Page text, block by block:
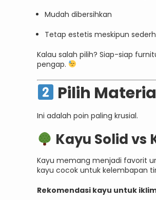
Mudah dibersihkan
Tetap estetis meskipun
Kalau salah pilih? Siap-siap
pengap.
Pilih
Ini adalah poin paling krusial.
Kayu Solid vs
Kayu memang menjadi favorit
kayu cocok untuk kelembapan
Rekomendasi kayu untuk